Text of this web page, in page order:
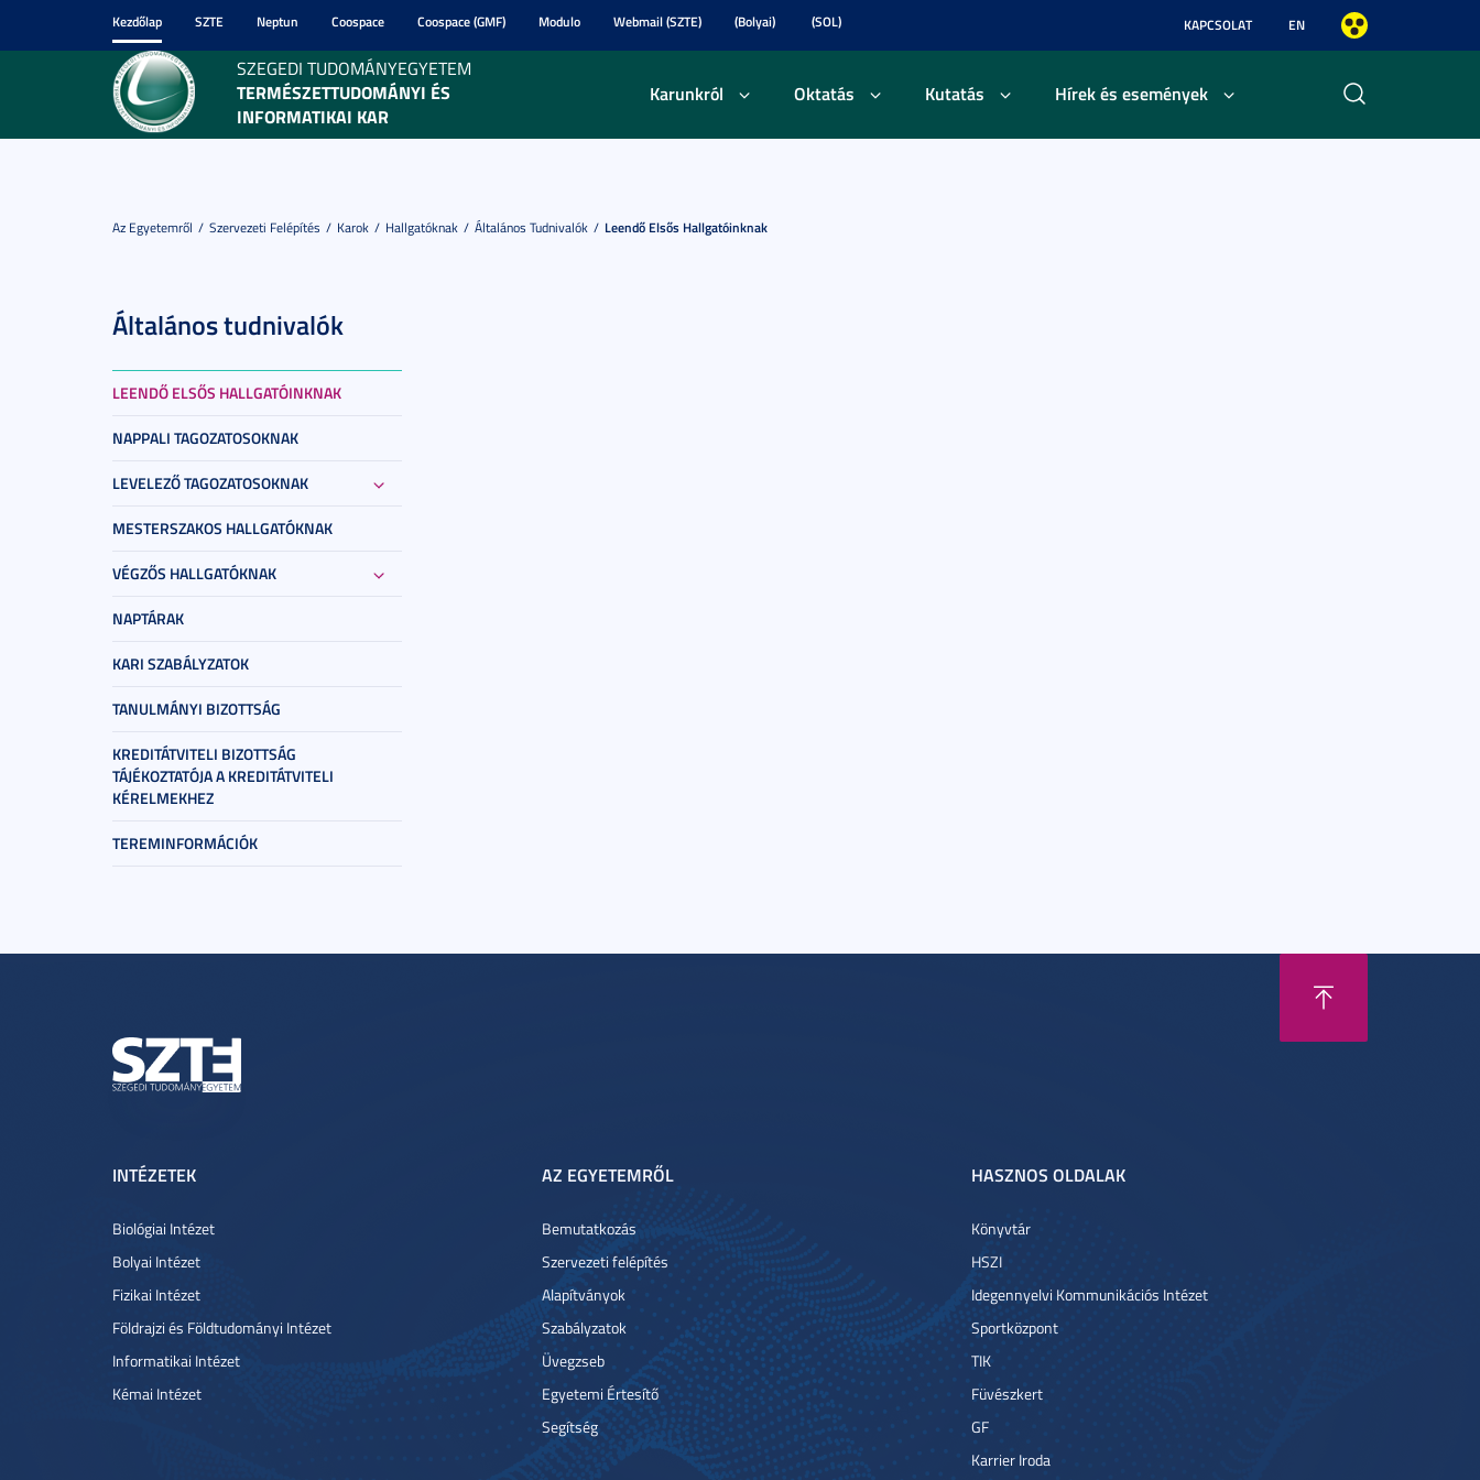
Kezdőlap SZTE Neptun Coospace Coospace (GMF) Modulo Webmail (SZTE) (Bolyai) (SOL) KAPCSOLAT EN
SZEGEDI TUDOMÁNYEGYETEM
TERMÉSZETTUDOMÁNYI ÉS
INFORMATIKAI KAR
Karunkról Oktatás Kutatás Hírek és események
Az Egyetemről Szervezeti Felépítés Karok Hallgatóknak Általános Tudnivalók Leendő Elsős Hallgatóinknak
Általános tudnivalók
LEENDŐ ELSŐS HALLGATÓINKNAK
NAPPALI TAGOZATOSOKNAK
LEVELEZŐ TAGOZATOSOKNAK
MESTERSZAKOS HALLGATÓKNAK
VÉGZŐS HALLGATÓKNAK
NAPTÁRAK
KARI SZABÁLYZATOK
TANULMÁNYI BIZOTTSÁG
KREDITÁTVITELI BIZOTTSÁG
TÁJÉKOZTATÓJA A KREDITÁTVITELI
KÉRELMEKHEZ
TEREMINFORMÁCIÓK
INTÉZETEK
Biológiai Intézet
Bolyai Intézet
Fizikai Intézet
Földrajzi és Földtudományi Intézet
Informatikai Intézet
Kémai Intézet
AZ EGYETEMRŐL
Bemutatkozás
Szervezeti felépítés
Alapítványok
Szabályzatok
Üvegzseb
Egyetemi Értesítő
Segítség
HASZNOS OLDALAK
Könyvtár
HSZI
Idegennyelvi Kommunikációs Intézet
Sportközpont
TIK
Füvészkert
GF
Karrier Iroda